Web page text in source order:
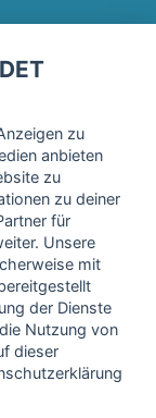
regelmäßig
wie in der
GmbH
16. Lebensjahr
jederzeit mit
Informationen
.
zu
anbieten
zu
zu deiner
für
Unsere
mit
der Dienste
Nutzung von
dieser